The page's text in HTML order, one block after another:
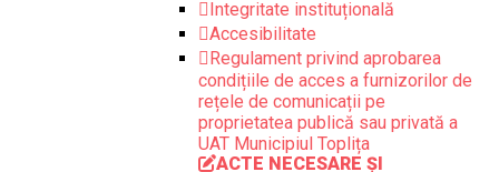
Integritate instituțională
Accesibilitate
Regulament privind aprobarea
condițiile de acces a furnizorilor de
rețele de comunicații pe
proprietatea publică sau privată a
UAT Municipiul Toplița
ACTE NECESARE ȘI